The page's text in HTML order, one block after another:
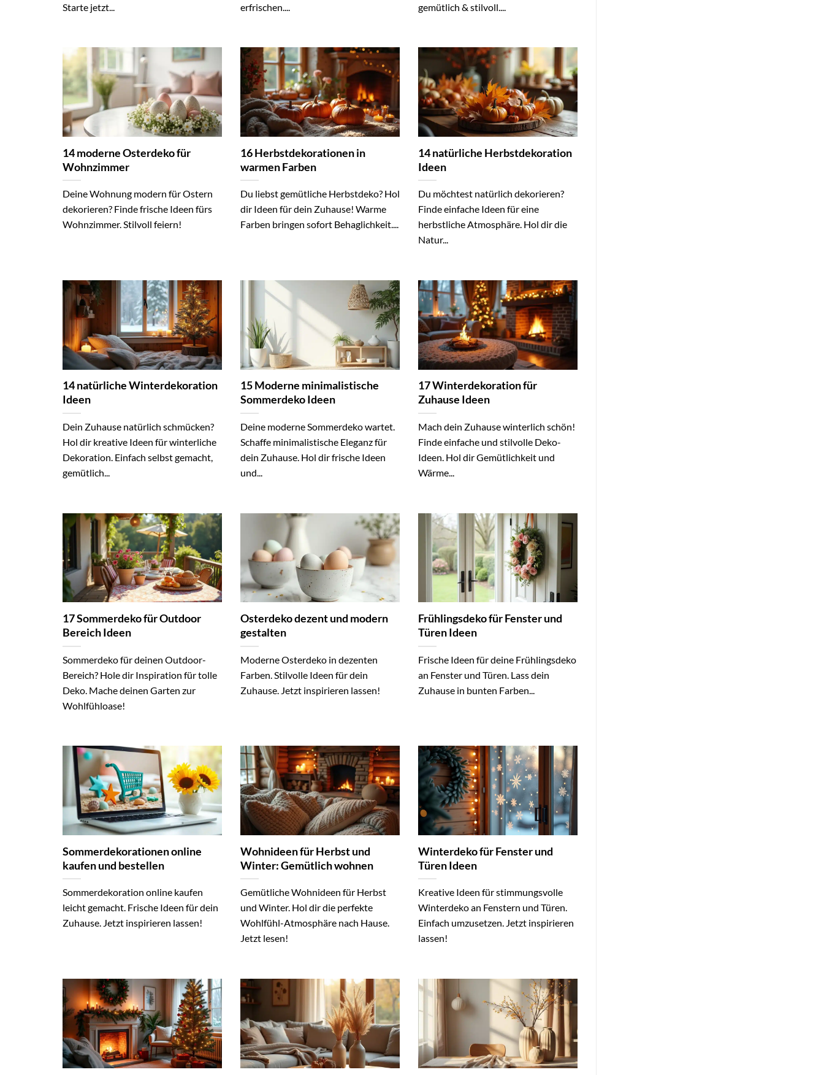
Starte jetzt...
erfrischen....
gemütlich & stilvoll....
14 moderne Osterdeko für
Wohnzimmer
Deine Wohnung modern für Ostern
dekorieren? Finde frische Ideen fürs
Wohnzimmer. Stilvoll feiern!
16 Herbstdekorationen in
warmen Farben
Du liebst gemütliche Herbstdeko? Hol
dir Ideen für dein Zuhause! Warme
Farben bringen sofort Behaglichkeit....
14 natürliche Herbstdekoration
Ideen
Du möchtest natürlich dekorieren?
Finde einfache Ideen für eine
herbstliche Atmosphäre. Hol dir die
Natur...
14 natürliche Winterdekoration
Ideen
Dein Zuhause natürlich schmücken?
Hol dir kreative Ideen für winterliche
Dekoration. Einfach selbst gemacht,
gemütlich...
15 Moderne minimalistische
Sommerdeko Ideen
Deine moderne Sommerdeko wartet.
Schaffe minimalistische Eleganz für
dein Zuhause. Hol dir frische Ideen
und...
17 Winterdekoration für
Zuhause Ideen
Mach dein Zuhause winterlich schön!
Finde einfache und stilvolle Deko-
Ideen. Hol dir Gemütlichkeit und
Wärme...
17 Sommerdeko für Outdoor
Bereich Ideen
Sommerdeko für deinen Outdoor-
Bereich? Hole dir Inspiration für tolle
Deko. Mache deinen Garten zur
Wohlfühloase!
Osterdeko dezent und modern
gestalten
Moderne Osterdeko in dezenten
Farben. Stilvolle Ideen für dein
Zuhause. Jetzt inspirieren lassen!
Frühlingsdeko für Fenster und
Türen Ideen
Frische Ideen für deine Frühlingsdeko
an Fenster und Türen. Lass dein
Zuhause in bunten Farben...
Sommerdekorationen online
kaufen und bestellen
Sommerdekoration online kaufen
leicht gemacht. Frische Ideen für dein
Zuhause. Jetzt inspirieren lassen!
Wohnideen für Herbst und
Winter: Gemütlich wohnen
Gemütliche Wohnideen für Herbst
und Winter. Hol dir die perfekte
Wohlfühl-Atmosphäre nach Hause.
Jetzt lesen!
Winterdeko für Fenster und
Türen Ideen
Kreative Ideen für stimmungsvolle
Winterdeko an Fenstern und Türen.
Einfach umzusetzen. Jetzt inspirieren
lassen!